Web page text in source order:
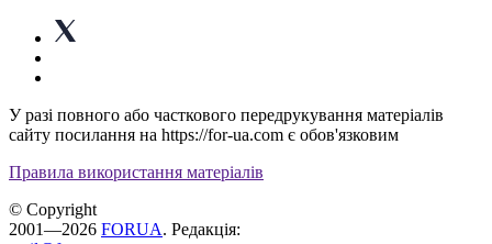
У разі повного або часткового передрукування матеріалів
сайту посилання на https://for-ua.com є обов'язковим
Правила використання матеріалів
© Copyright
2001—2026 FORUA. Редакція: